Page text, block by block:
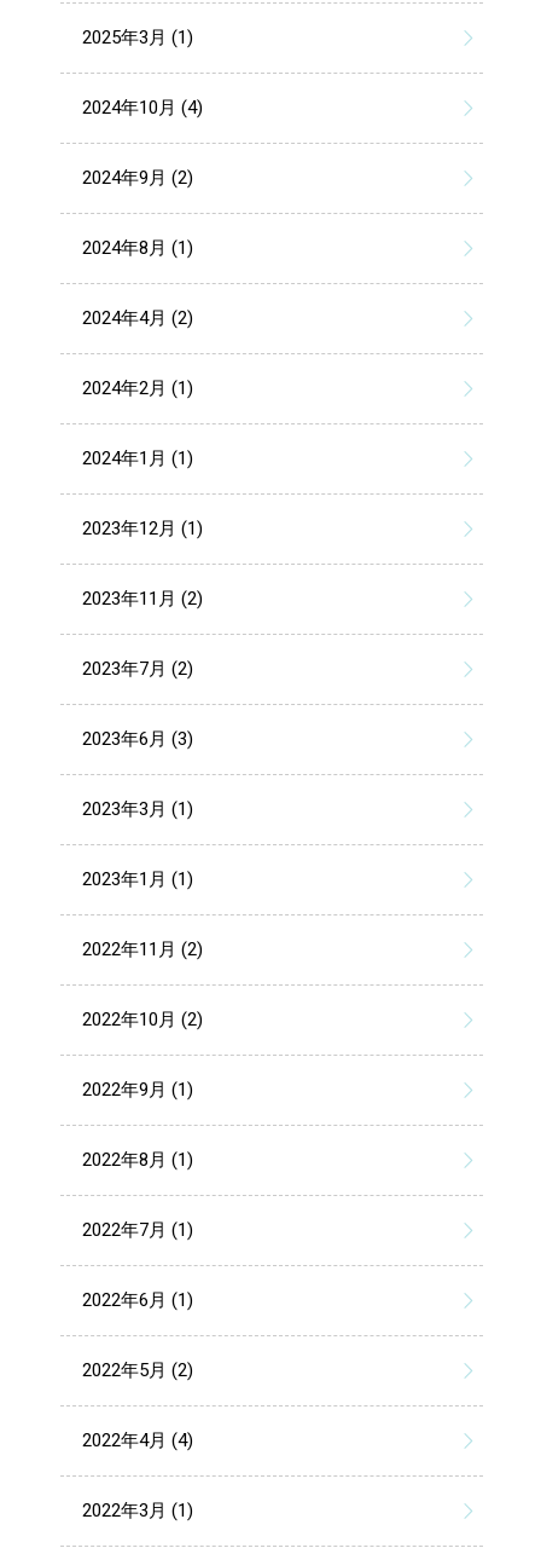
2025年3月 (1)
2024年10月 (4)
2024年9月 (2)
2024年8月 (1)
2024年4月 (2)
2024年2月 (1)
2024年1月 (1)
2023年12月 (1)
2023年11月 (2)
2023年7月 (2)
2023年6月 (3)
2023年3月 (1)
2023年1月 (1)
2022年11月 (2)
2022年10月 (2)
2022年9月 (1)
2022年8月 (1)
2022年7月 (1)
2022年6月 (1)
2022年5月 (2)
2022年4月 (4)
2022年3月 (1)